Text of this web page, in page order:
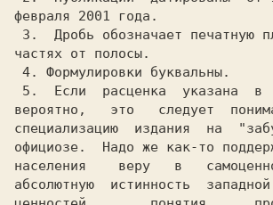
февраля 2001
частях от
вероятно,   это   следует
специализацию  издания  на
официозе.  Надо же как-то
населения    веру   в
абсолютную  истинность